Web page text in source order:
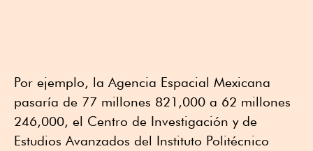
Por ejemplo, la Agencia Espacial Mexicana
pasaría de 77 millones 821,000 a 62 millones
246,000, el Centro de Investigación y de
Estudios Avanzados del Instituto Politécnico